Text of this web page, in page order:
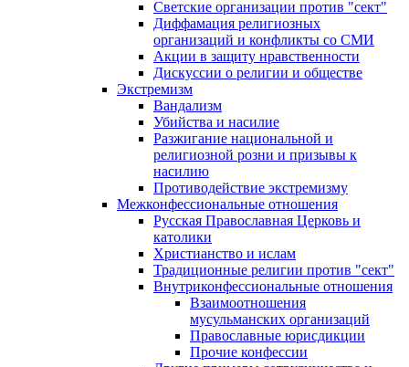
Светские организации против "сект"
Диффамация религиозных
организаций и конфликты со СМИ
Акции в защиту нравственности
Дискуссии о религии и обществе
Экстремизм
Вандализм
Убийства и насилие
Разжигание национальной и
религиозной розни и призывы к
насилию
Противодействие экстремизму
Межконфессиональные отношения
Русская Православная Церковь и
католики
Христианство и ислам
Традиционные религии против "сект"
Внутриконфессиональные отношения
Взаимоотношения
мусульманских организаций
Православные юрисдикции
Прочие конфессии